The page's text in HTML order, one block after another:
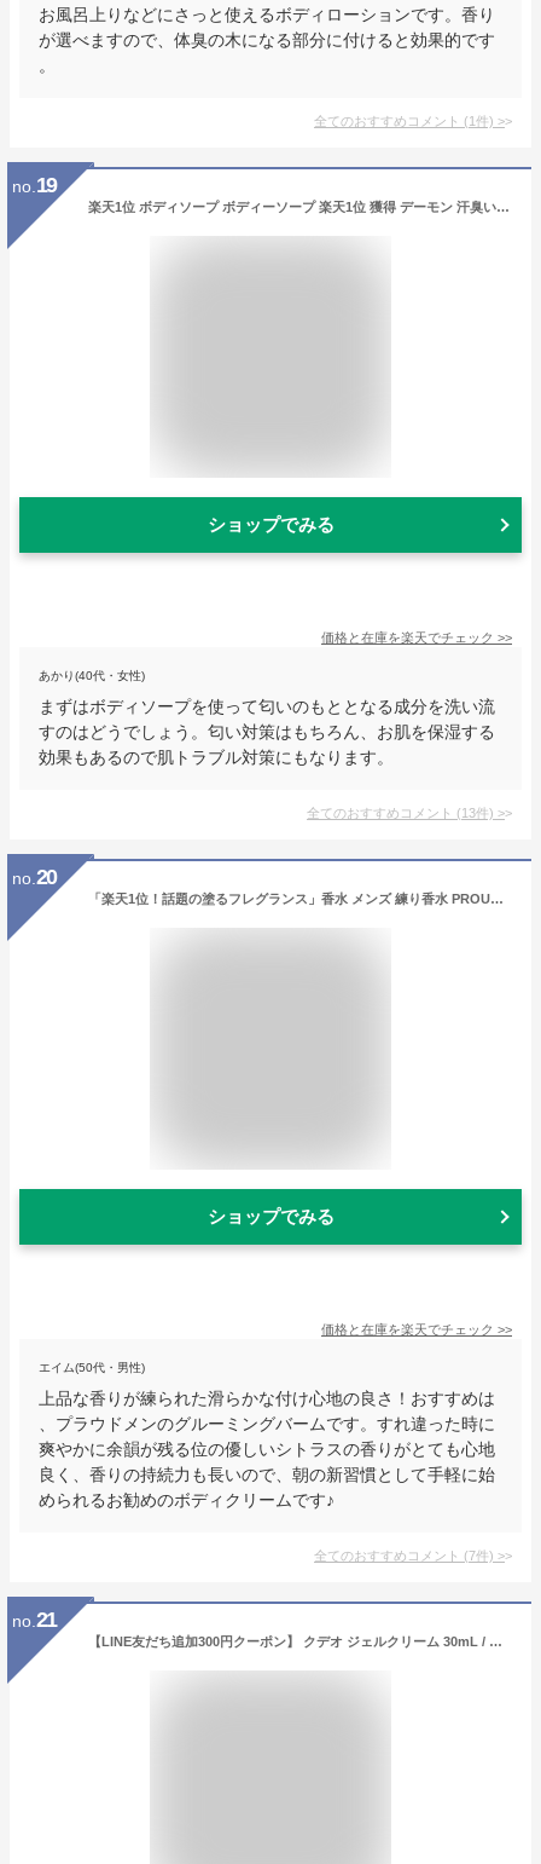
お風呂上りなどにさっと使えるボディローションです。香り
が選べますので、体臭の木になる部分に付けると効果的です
。
全てのおすすめコメント (1件) >
no. 19
楽天1位 ボディソープ ボディーソープ 楽天1位 獲得 デーモン 汗臭い 消臭 体臭 わき 臭い 足裏 保湿 メンズ 男性用 エチケット 加齢臭 デオドラント 彼氏 くさい わきが 悩み プレゼント 脱毛肌 VIO 石けん 汗の臭い プロテイン タンパク質 ボディメイク 皮膚科専門医推し
ショップでみる
価格と在庫を楽天でチェック >>
あかり(40代・女性)
まずはボディソープを使って匂いのもととなる成分を洗い流
すのはどうでしょう。匂い対策はもちろん、お肌を保湿する
効果もあるので肌トラブル対策にもなります。
全てのおすすめコメント (13件) >
no. 20
「楽天1位！話題の塗るフレグランス」香水 メンズ 練り香水 PROUDMEN プラウドメン グルーミングバーム グルーミング シトラス 40g ボディクリーム 男性用香水 誕生日プレゼント いい香り ギフト PROUDMEN.
ショップでみる
価格と在庫を楽天でチェック >>
エイム(50代・男性)
上品な香りが練られた滑らかな付け心地の良さ！おすすめは
、プラウドメンのグルーミングバームです。すれ違った時に
爽やかに余韻が残る位の優しいシトラスの香りがとても心地
良く、香りの持続力も長いので、朝の新習慣として手軽に始
められるお勧めのボディクリームです♪
全てのおすすめコメント (7件) >
no. 21
【LINE友だち追加300円クーポン】 クデオ ジェルクリーム 30mL / ワキガ デオドラント 制汗剤 わきが こども 子供 わきがクリーム クリーム 腋臭 わきが対策 ワキガ対策 ワキガクリーム デオドラントクリーム すそわきが 脇 脇汗 ワキ汗 強力 足の臭い 臭い 制汗 対策 メンズ